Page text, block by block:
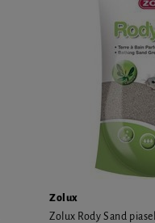
Zolux
Zolux Rody Sand